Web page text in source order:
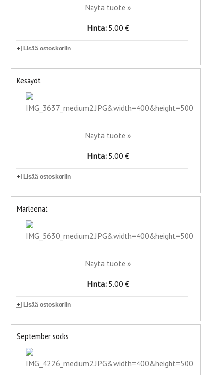
Näytä tuote »
Hinta: 5.00 €
Lisää ostoskoriin
Kesäyöt
Näytä tuote »
Hinta: 5.00 €
Lisää ostoskoriin
Marleenat
Näytä tuote »
Hinta: 5.00 €
Lisää ostoskoriin
September socks